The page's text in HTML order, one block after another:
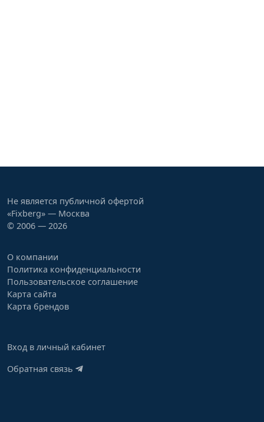
Не является публичной офертой
«Fixberg» — Москва
© 2006 — 2026
О компании
Политика конфиденциальности
Пользовательское соглашение
Карта сайта
Карта брендов
Вход в личный кабинет
Обратная связь